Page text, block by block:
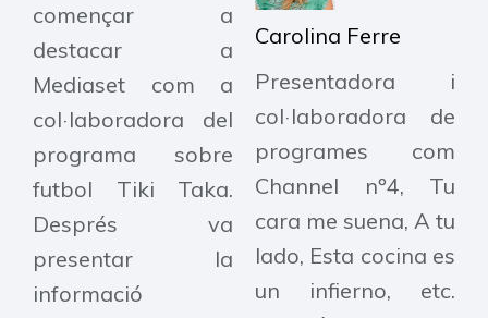
començar a
destacar a
Mediaset com a
col·laboradora del
programa sobre
futbol Tiki Taka.
Després va
presentar la
informació
Carolina Ferre
Presentadora i
col·laboradora de
programes com
Channel nº4, Tu
cara me suena, A tu
lado, Esta cocina es
un infierno, etc.